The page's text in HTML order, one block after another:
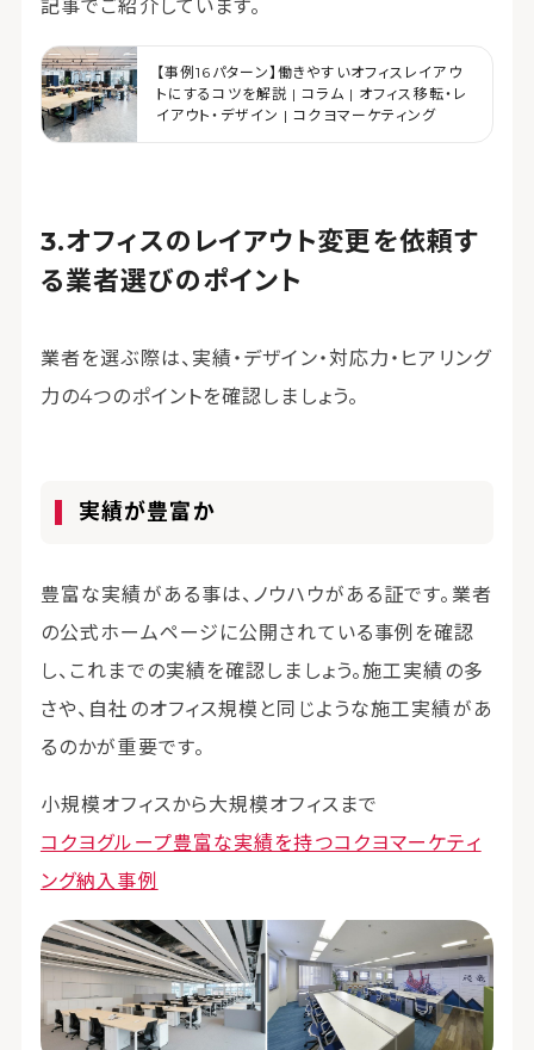
記事でご紹介しています。
【事例16パターン】働きやすいオフィスレイアウ
トにするコツを解説 | コラム | オフィス移転・レ
イアウト・デザイン | コクヨマーケティング
オフィスのレイアウト変更を依頼す
る業者選びのポイント
業者を選ぶ際は、実績・デザイン・対応力・ヒアリング
力の4つのポイントを確認しましょう。
実績が豊富か
豊富な実績がある事は、ノウハウがある証です。業者
の公式ホームページに公開されている事例を確認
し、これまでの実績を確認しましょう。施工実績の多
さや、自社のオフィス規模と同じような施工実績があ
るのかが重要です。
小規模オフィスから大規模オフィスまで
コクヨグループ豊富な実績を持つコクヨマーケティ
ング納入事例